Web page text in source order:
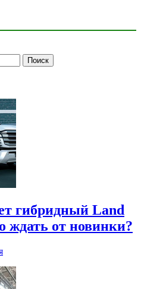
гибридный Land
ждать от новинки?